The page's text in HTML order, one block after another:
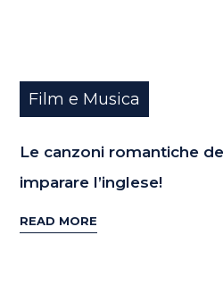
Film e Musica
Le canzoni romantiche
imparare l’inglese!
READ MORE